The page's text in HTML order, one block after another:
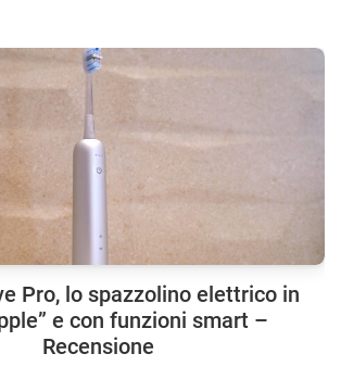
Pro, lo spazzolino elettrico in
e con funzioni smart –
Recensione